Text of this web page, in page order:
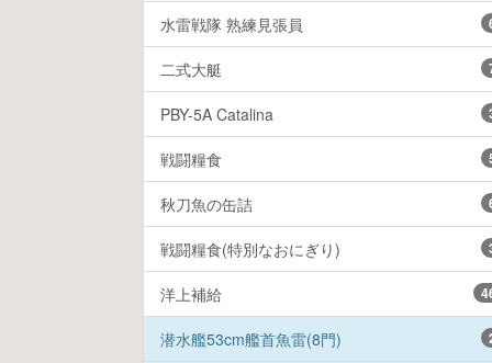
水雷戦隊 熟練見張員
二式大艇
PBY-5A Catalina
戦闘糧食
秋刀魚の缶詰
戦闘糧食(特別なおにぎり)
洋上補給
潜水艦53cm艦首魚雷(8門)